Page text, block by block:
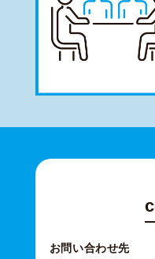
お問い合わせ先